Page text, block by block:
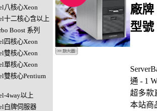
八核心Xeon
十二核心含以上
Boost 系列
四核心Xeon
雙核心Xeon
單核心Xeon
雙核心Pentium
4way以上
白牌伺服器
廠
型
通 - 1
超多款
本站商